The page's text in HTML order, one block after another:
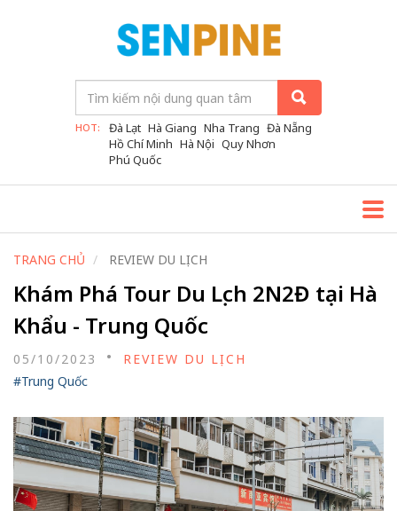
HOT: Đà Lạt Hà Giang Nha Trang Đà Nẵng
Hồ Chí Minh Hà Nội Quy Nhơn
Phú Quốc
TRANG CHỦ REVIEW DU LỊCH
Khám Phá Tour Du Lịch 2N2Đ tại Hà
Khẩu - Trung Quốc
05/10/2023
REVIEW DU LỊCH
#Trung Quốc